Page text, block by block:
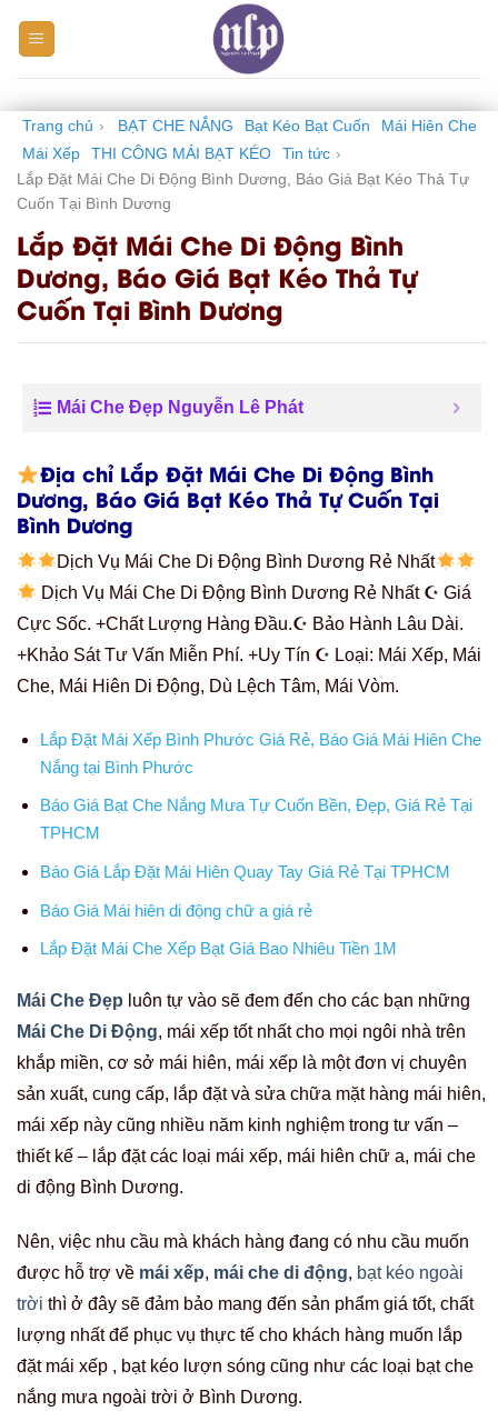
Trang chủ › BẠT CHE NẮNG Bạt Kéo Bạt Cuốn
Mái Hiên Che
Mái Xếp
THI CÔNG MÁI BẠT KÉO Tin tức ›
Lắp Đặt Mái Che Di Động Bình Dương, Báo Giá Bạt Kéo Thả Tự
Cuốn Tại Bình Dương
Lắp Đặt Mái Che Di Động Bình
Dương, Báo Giá Bạt Kéo Thả Tự
Cuốn Tại Bình Dương
Mái Che Đẹp Nguyễn Lê Phát
Địa chỉ Lắp Đặt Mái Che Di Động Bình
Dương, Báo Giá Bạt Kéo Thả Tự Cuốn Tại
Bình Dương
Dịch Vụ Mái Che Di Động Bình Dương Rẻ Nhất
Dịch Vụ Mái Che Di Động Bình Dương Rẻ Nhất ☪ Giá
Cực Sốc. +Chất Lượng Hàng Đầu.☪ Bảo Hành Lâu Dài.
+Khảo Sát Tư Vấn Miễn Phí. +Uy Tín ☪ Loại: Mái Xếp, Mái
Che, Mái Hiên Di Động, Dù Lệch Tâm, Mái Vòm.
Lắp Đặt Mái Xếp Bình Phước Giá Rẻ, Báo Giá Mái Hiên Che
Nắng tại Bình Phước
Báo Giá Bạt Che Nắng Mưa Tự Cuốn Bền, Đẹp, Giá Rẻ Tại
TPHCM
Báo Giá Lắp Đặt Mái Hiên Quay Tay Giá Rẻ Tại TPHCM
Báo Giá Mái hiên di động chữ a giá rẻ
Lắp Đặt Mái Che Xếp Bạt Giá Bao Nhiêu Tiền 1M
Mái Che Đẹp luôn tự vào sẽ đem đến cho các bạn những
Mái Che Di Động, mái xếp tốt nhất cho mọi ngôi nhà trên
khắp miền, cơ sở mái hiên, mái xếp là một đơn vị chuyên
sản xuất, cung cấp, lắp đặt và sửa chữa mặt hàng mái hiên,
mái xếp này cũng nhiều năm kinh nghiệm trong tư vấn –
thiết kế – lắp đặt các loại mái xếp, mái hiên chữ a, mái che
di động Bình Dương.
Nên, việc nhu cầu mà khách hàng đang có nhu cầu muốn
được hỗ trợ về mái xếp, mái che di động, bạt kéo ngoài
trời thì ở đây sẽ đảm bảo mang đến sản phẩm giá tốt, chất
lượng nhất để phục vụ thực tế cho khách hàng muốn lắp
đặt mái xếp , bạt kéo lượn sóng cũng như các loại bạt che
nắng mưa ngoài trời ở Bình Dương.